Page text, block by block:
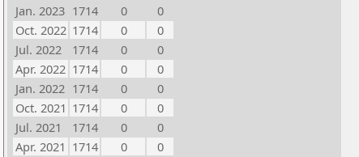
Jan. 2023 1714 0
0
Oct. 2022 1714 0
0
Jul. 2022
1714 0
0
Apr. 2022 1714 0
0
Jan. 2022 1714 0
0
Oct. 2021 1714 0
0
Jul. 2021
1714 0
0
Apr. 2021 1714 0
0